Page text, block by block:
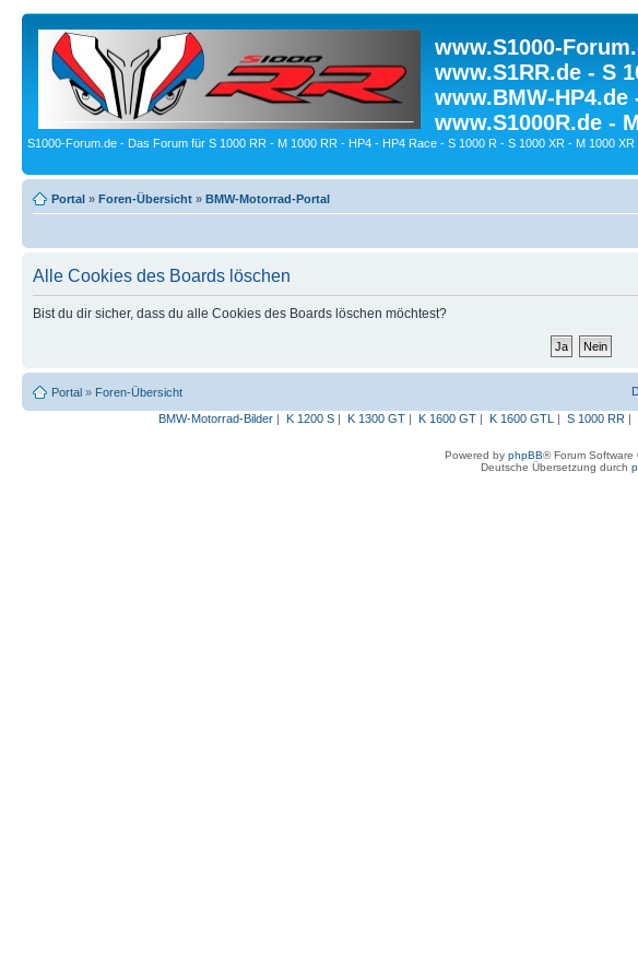
www.S1000-
www.S1RR.de - S
www.BMW-HP4.de
www.S1000R.de -
S1000-Forum.de - Das Forum für S 1000 RR - M 1000 RR - HP4 - HP4 Race - S 1000 R - S 1000 XR - M 1000 XR
Portal » Foren-Übersicht » BMW-Motorrad-Portal
Alle Cookies des Boards löschen
Bist du dir sicher, dass du alle Cookies des Boards löschen möchtest?
Portal » Foren-Übersicht
BMW-Motorrad-Bilder| K 1200 S| K 1300 GT| K 1600 GT| K 1600 GTL | S 1000 RR |
Powered by phpBB® Forum Software
Deutsche Übersetzung durch